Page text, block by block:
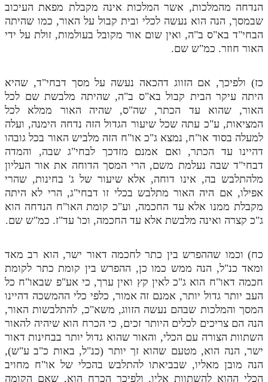
הנדחה מהמלכות, אשר המלכות אינה מקבלת מפאת העיכוב
שבמסך, הנה הוא נעשה לכלי ובית קבול על האור, כמו שהיתה
הבחי"ד בא"ס ב"ה, ואין שום אור מקובל בעולמות, זולת על ידי
האור חוזר. כמ"ש שם.
כז) ולפיכך, אם הזווג דהכאה נעשה על מסך דבחי"ד, שהיא
היתה עיקר הבית קבול בא"ס ב"ה, שהיתה מלבשת שם לכל
האור, שהוא עד הכתר, שה"ס, שהיה האור ממלא לכל
המציאות, ע"כ עתה שכל שיעור הגדול הזה נדחה הימנה, ועלה
למעלה בסוד או"ח, נמצא ג"כ או"ח הזה מלביש האור בכל גובהו
דהיינו עד הכתר, ואם אמנם מזדכך לבחי"ג שבה, והמדה
דבחי"ד שבה נעלמת משם, הרי המסך הדוחה את אור העליון
מלהתלבש בה, אינו דוחה, אלא שיעור של ג' בחינות, שהרי
אפילו, אם היה האור מתלבש בכלי זו דבחי"ג, הרי לא היתה
מקבלת ממנו אלא עד החכמה, וע"כ קומת האו"ח הנדחה הוא
ג"כ קצרה ואינה מלבשת אלא עד החכמה, וכו' עד"ז. כמ"ש שם.
כח) וכמו שההפרש בין כתר לחכמה דאור ישר, הוא רב מאד
ומאד כנ"ל, הנה ממש כמו כן, ההפרש בין קומת כתר לקומת
חכמה דאו"ח הוא ג"כ לאין קץ ואין ערך, כי אע"פ שבאו"ח כל
העב יותר גדול יותר, אמנם זה אמור, כלפי כלי ההמשכה דהיינו
המסך והמלכות שבהם נעשה הזווג, משא"כ, להתלבשות האור,
הנה הם צריכים לכלים היותר זכים, כי הכרח הוא שיהיה להאור
השתוות הצורה עם הכלי, והאור שהוא גדול יותר בבחינות דאור
ישר, הנה הוא, מטעם שהוא זך יותר (כנ"ל, באות כ"ב ע"ש),
הנה מובן מאליו, שבביאתו להתלבש בהכלי של או"ח מחויב
הכלי ההוא להשתוות אליו. ולפיכך הכרח הוא, שאם הקומה